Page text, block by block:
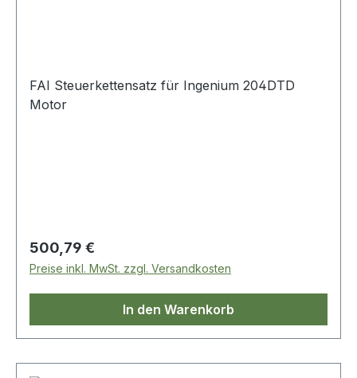
FAI Steuerkettensatz für Ingenium 204DTD
Motor
Regulärer Preis:
500,79 €
Preise inkl. MwSt. zzgl. Versandkosten
In den Warenkorb